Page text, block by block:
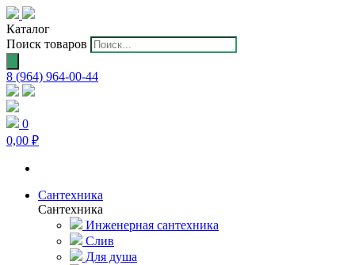
Каталог
Поиск товаров
8 (964) 964-00-44
0
0,00 ₽
Сантехника
Сантехника
Инженерная сантехника
Слив
Для душа